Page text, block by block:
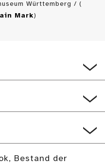
Württemberg / (
Mark)
Bestand der